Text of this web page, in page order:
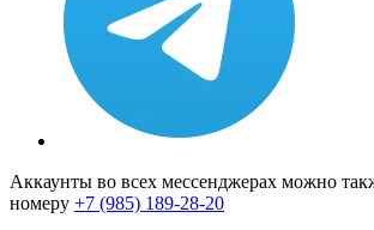
Аккаунты во всех мессенджерах можно
номеру +7 (985) 189-28-20